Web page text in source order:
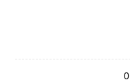
0